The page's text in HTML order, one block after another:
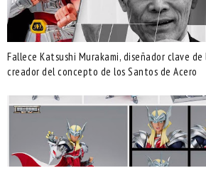
Fallece Katsushi Murakami, diseñador clave
creador del concepto de los Santos de Acero